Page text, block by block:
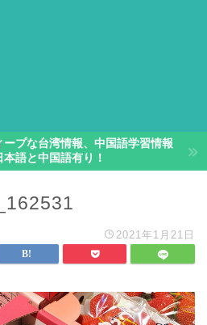
プな台湾情報、中国語学習情報
本語と中国語有り！
2021年1月21日